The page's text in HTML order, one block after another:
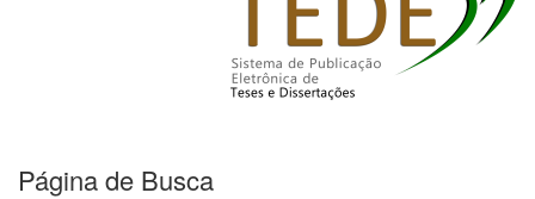
Página de Busca